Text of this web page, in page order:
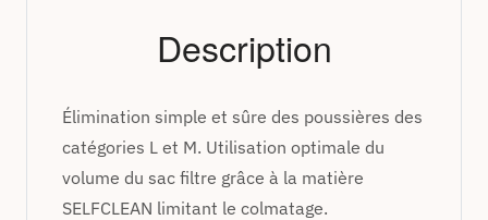
Description
Élimination simple et sûre des poussières des
catégories L et M. Utilisation optimale du
volume du sac filtre grâce à la matière
SELFCLEAN limitant le colmatage.